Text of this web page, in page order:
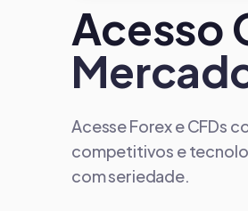
Acesso
Acesse Forex e CFDs
competitivos e
com seriedade.